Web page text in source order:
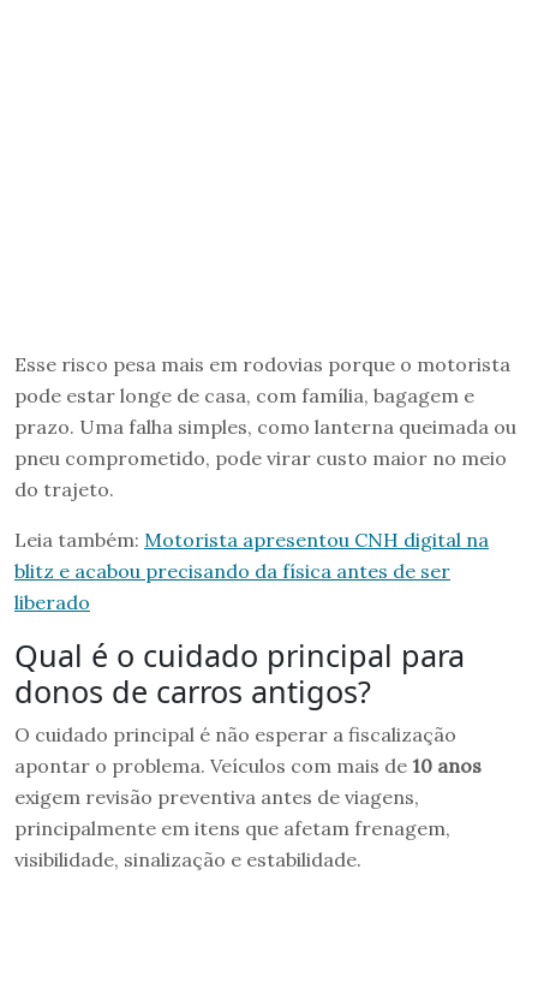
Esse risco pesa mais em rodovias porque o motorista
pode estar longe de casa, com família, bagagem e
prazo. Uma falha simples, como lanterna queimada ou
pneu comprometido, pode virar custo maior no meio
do trajeto.
Leia também: Motorista apresentou CNH digital na
blitz e acabou precisando da física antes de ser
liberado
Qual é o cuidado principal para
donos de carros antigos?
O cuidado principal é não esperar a fiscalização
apontar o problema. Veículos com mais de 10 anos
exigem revisão preventiva antes de viagens,
principalmente em itens que afetam frenagem,
visibilidade, sinalização e estabilidade.